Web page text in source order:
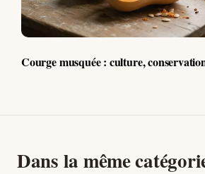
Courge musquée : culture,
Dans la même